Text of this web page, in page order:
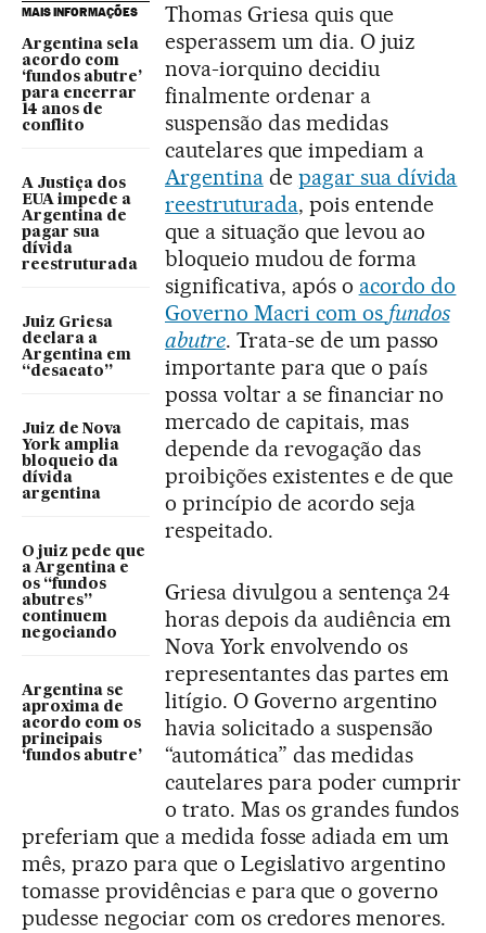
MAIS INFORMAÇÕES
Argentina sela
acordo com
‘fundos abutre’
para encerrar
14 anos de
conflito
A Justiça dos
EUA impede a
Argentina de
pagar sua
dívida
reestruturada
Juiz Griesa
declara a
Argentina em
“desacato”
Juiz de Nova
York amplia
bloqueio da
dívida
argentina
O juiz pede que
a Argentina e
os “fundos
abutres”
continuem
negociando
Argentina se
aproxima de
acordo com os
principais
‘fundos abutre’
Thomas Griesa quis que
esperassem um dia. O juiz
nova-iorquino decidiu
finalmente ordenar a
suspensão das medidas
cautelares que impediam a
Argentinade pagar sua dívida
reestruturada, pois entende
que a situação que levou ao
bloqueio mudou de forma
significativa, após o acordo do
Governo Macri com os fundos
abutre. Trata-se de um passo
importante para que o país
possa voltar a se financiar no
mercado de capitais, mas
depende da revogação das
proibições existentes e de que
o princípio de acordo seja
respeitado.
Griesa divulgou a sentença 24
horas depois da audiência em
Nova York envolvendo os
representantes das partes em
litígio. O Governo argentino
havia solicitado a suspensão
“automática” das medidas
cautelares para poder cumprir
o trato. Mas os grandes fundos
preferiam que a medida fosse adiada em um
mês, prazo para que o Legislativo argentino
tomasse providências e para que o governo
pudesse negociar com os credores menores.